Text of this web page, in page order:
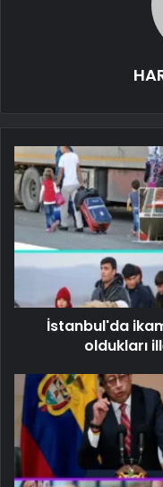
İstanbul'da
oldukları